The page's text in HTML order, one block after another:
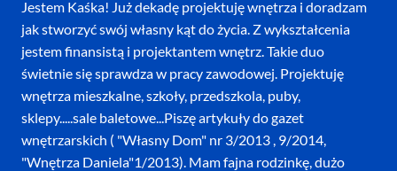
Jestem Kaśka! Już dekadę projektuję wnętrza i doradzam
jak stworzyć swój własny kąt do życia. Z wykształcenia
jestem finansistą i projektantem wnętrz. Takie duo
świetnie się sprawdza w pracy zawodowej. Projektuję
wnętrza mieszkalne, szkoły, przedszkola, puby,
sklepy.....sale baletowe...Piszę artykuły do gazet
wnętrzarskich ( "Własny Dom" nr 3/2013 , 9/2014,
"Wnętrza Daniela"1/2013). Mam fajna rodzinkę, dużo